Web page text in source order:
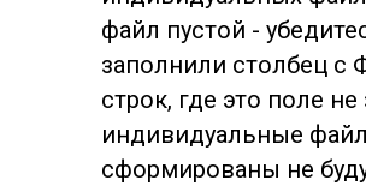
файл пустой -
заполнили столбец с
строк, где это поле
индивидуальные
сформированы не